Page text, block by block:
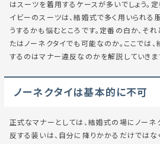
はスーツを着用するケースが多いでしょう。
イビーのスーツは、結婚式で多く用いられる
うするかも悩むところです。定番の白か、そ
たはノーネクタイでも可能なのか。ここでは
するのはマナー違反なのかを解説していきま
ノーネクタイは基本的に不可
正式なマナーとしては、結婚式の場にノーネ
反する装いは、自分に降りかかるだけではな